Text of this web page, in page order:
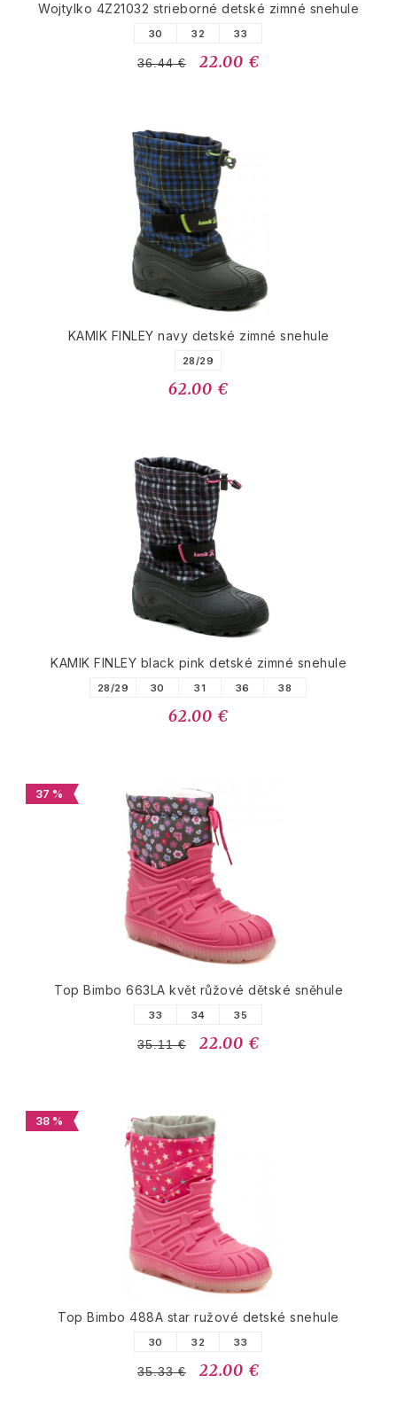
Wojtylko 4Z21032 strieborné detské zimné snehule
30 32 33
36.44 € 22.00 €
KAMIK FINLEY navy detské zimné snehule
28/29
62.00 €
KAMIK FINLEY black pink detské zimné snehule
28/29 30 31 36 38
62.00 €
37 %
Top Bimbo 663LA květ růžové dětské sněhule
33 34 35
35.11 € 22.00 €
38 %
Top Bimbo 488A star ružové detské snehule
30 32 33
35.33 € 22.00 €